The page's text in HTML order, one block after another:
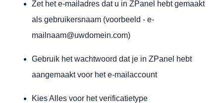
Zet het e-mailadres dat u in ZPanel hebt gemaakt
als gebruikersnaam (voorbeeld - e-
mailnaam@uwdomein.com)
Gebruik het wachtwoord dat je in ZPanel hebt
aangemaakt voor het e-mailaccount
Kies Alles voor het verificatietype